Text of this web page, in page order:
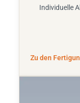
Individuelle
Zu den